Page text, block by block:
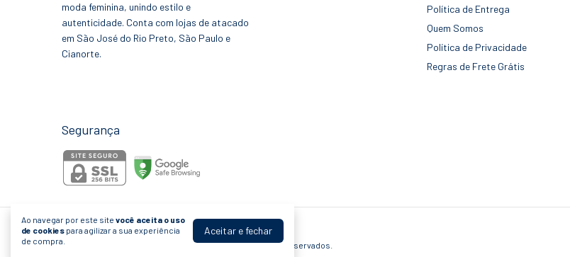
Ao navegar por este site você aceita o uso
de cookies para agilizar a sua experiência
de compra.
Aceitar e fechar
moda feminina, unindo estilo e
autenticidade. Conta com lojas de atacado
em São José do Rio Preto, São Paulo e
Cianorte.
Política de Entrega
Quem Somos
Política de Privacidade
Regras de Frete Grátis
Segurança
Bebela Jeans
©2026. Bebela Jeans - 14078801000184. Todos os direitos reservados.